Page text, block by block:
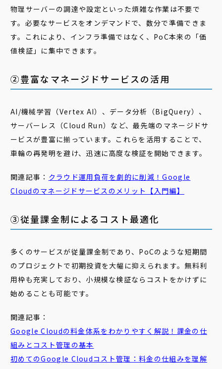
物理サーバーの調達や設定といった煩雑な作業は不要で
す。必要なサービスをオンデマンドで、数分で準備できま
す。これにより、インフラ準備ではなく、PoC本来の「価
値検証」に集中できます。
②豊富なマネージドサービスの活用
AI/機械学習（Vertex AI）、データ分析（BigQuery）、
サーバーレス（Cloud Run）など、最先端のマネージドサ
ービスが豊富に揃っています。これらを活用することで、
車輪の再発明を避け、迅速に高度な検証を開始できます。
関連記事： クラウド運用負荷を劇的に削減！Google
Cloudのマネージドサービスのメリット【入門編】
③従量課金制によるコスト最適化
多くのサービスが従量課金制であり、PoCのような短期間
のプロジェクトで初期投資を大幅に抑えられます。無料利
用枠も充実しており、小規模な検証ならコストをかけずに
始めることも可能です。
関連記事：
Google Cloudの料金体系をわかりやすく解説！課金の仕
組みとコスト管理の基本
初めてのGoogle Cloudコスト管理：料金の仕組みを理解